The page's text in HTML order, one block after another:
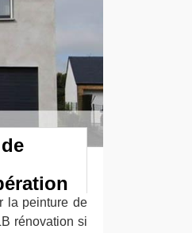
la peinture de
rénovation si